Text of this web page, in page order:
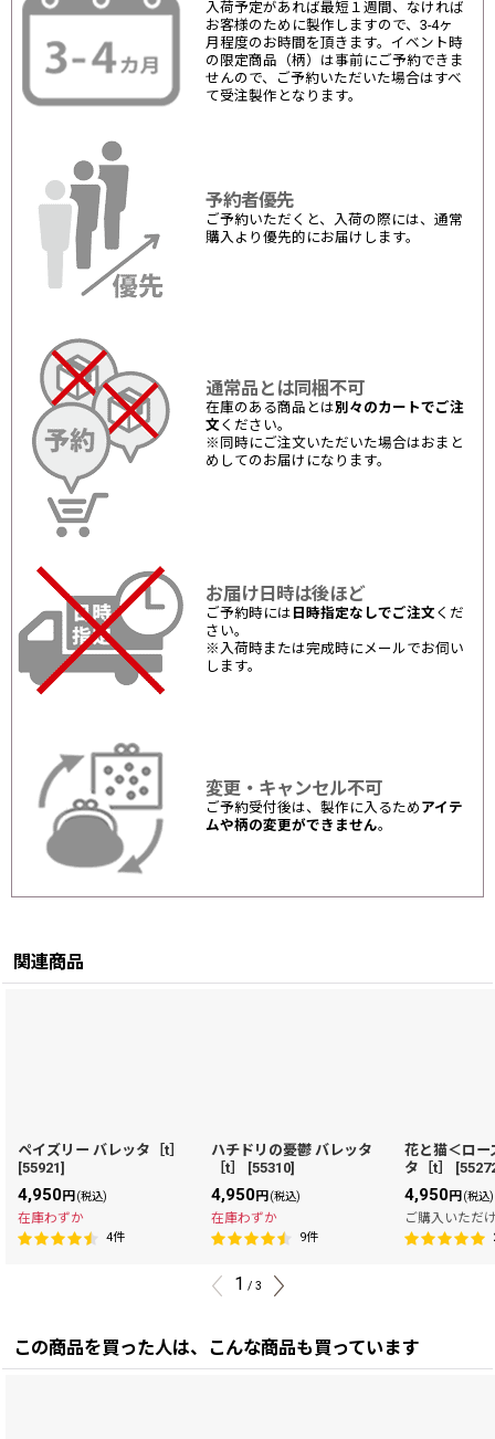
入荷予定があれば最短１週間、なければ
お客様のために製作しますので、3-4ヶ
月程度のお時間を頂きます。イベント時
の限定商品（柄）は事前にご予約できま
せんので、ご予約いただいた場合はすべ
て受注製作となります。
予約者優先
ご予約いただくと、入荷の際には、通常
購入より優先的にお届けします。
通常品とは同梱不可
在庫のある商品とは別々のカートでご注
文 ください。
※同時にご注文いただいた場合はおまと
めしてのお届けになります。
お届け日時は後ほど
ご予約時には 日時指定なしでご注文 くだ
さい。
※入荷時または完成時にメールでお伺い
します。
変更・キャンセル不可
ご予約受付後は、製作に入るため アイテ
ムや柄の変更ができません。
関連商品
ペイズリー バレッタ［t］
[55921]
4,950円(税込)
在庫わずか
4件
ハチドリの憂鬱 バレッタ
［t］
[55310]
4,950円(税込)
在庫わずか
9件
花と猫＜ロー
タ［t］
[
4,950円(税込)
ご購入いただ
1 / 3
この商品を買った人は、こんな商品も買っています